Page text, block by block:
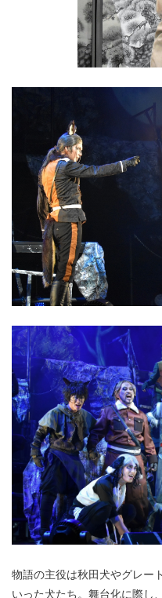
物語の主役は秋田犬やグレー
いった犬たち。舞台化に際し